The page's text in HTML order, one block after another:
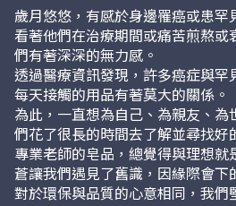
歲月悠悠，有感於身邊罹癌或患罕
看著他們在治療期間或痛苦煎熬
們有著深深的無力感。
透過醫療資訊發現，許多癌症與罕
每天接觸的用品有著莫大的關係。
為此，一直想為自己、為親友、
們花了很長的時間去了解並尋找好
專業老師的皂品，總覺得與理想
蒼讓我們遇見了舊識，因緣際會下
對於環保與品質的心意相同，我